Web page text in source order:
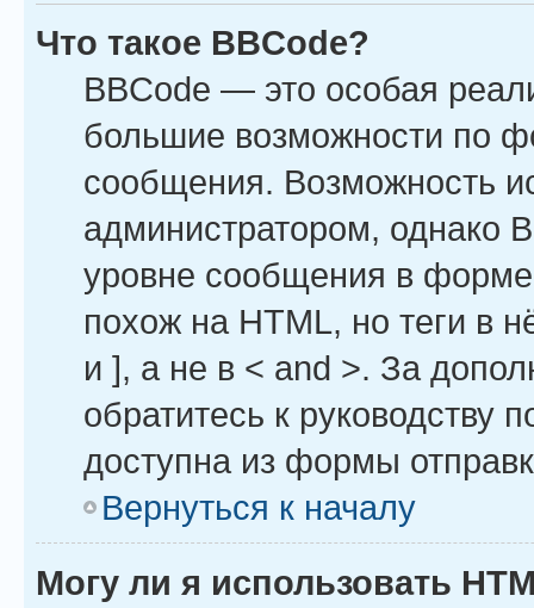
Что такое BBCode?
BBCode — это особая
большие возможности по
сообщения. Возможность
администратором, однако
уровне сообщения в форме
похож на HTML, но теги в
и ], а не в < and >. За
обратитесь к руководству
доступна из формы
Вернуться к началу
Могу ли я использовать